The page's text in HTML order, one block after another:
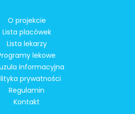
O projekcie
Lista placówek
Lista lekarzy
lekowe
informacyjna
prywatności
Regulamin
Kontakt